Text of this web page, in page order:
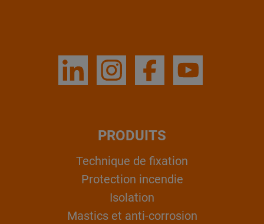
PRODUITS
Technique de fixation
Protection incendie
Isolation
Mastics et anti-corrosion